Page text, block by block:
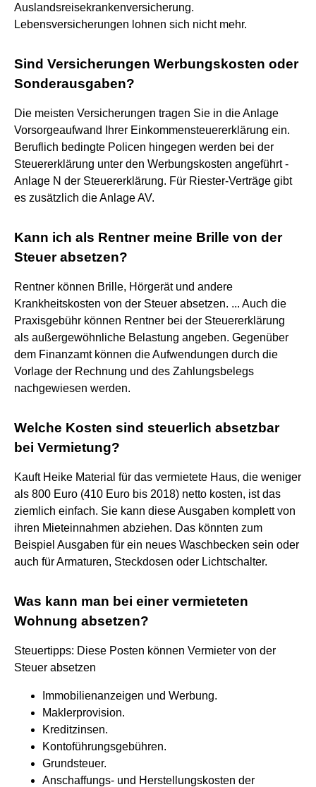
Auslandsreisekrankenversicherung.
Lebensversicherungen lohnen sich nicht mehr.
Sind Versicherungen Werbungskosten oder
Sonderausgaben?
Die meisten Versicherungen tragen Sie in die Anlage
Vorsorgeaufwand Ihrer Einkommensteuererklärung ein.
Beruflich bedingte Policen hingegen werden bei der
Steuererklärung unter den Werbungskosten angeführt -
Anlage N der Steuererklärung. Für Riester-Verträge gibt
es zusätzlich die Anlage AV.
Kann ich als Rentner meine Brille von der
Steuer absetzen?
Rentner können Brille, Hörgerät und andere
Krankheitskosten von der Steuer absetzen. ... Auch die
Praxisgebühr können Rentner bei der Steuererklärung
als außergewöhnliche Belastung angeben. Gegenüber
dem Finanzamt können die Aufwendungen durch die
Vorlage der Rechnung und des Zahlungsbelegs
nachgewiesen werden.
Welche Kosten sind steuerlich absetzbar
bei Vermietung?
Kauft Heike Material für das vermietete Haus, die weniger
als 800 Euro (410 Euro bis 2018) netto kosten, ist das
ziemlich einfach. Sie kann diese Ausgaben komplett von
ihren Mieteinnahmen abziehen. Das könnten zum
Beispiel Ausgaben für ein neues Waschbecken sein oder
auch für Armaturen, Steckdosen oder Lichtschalter.
Was kann man bei einer vermieteten
Wohnung absetzen?
Steuertipps: Diese Posten können Vermieter von der
Steuer absetzen
Immobilienanzeigen und Werbung.
Maklerprovision.
Kreditzinsen.
Kontoführungsgebühren.
Grundsteuer.
Anschaffungs- und Herstellungskosten der